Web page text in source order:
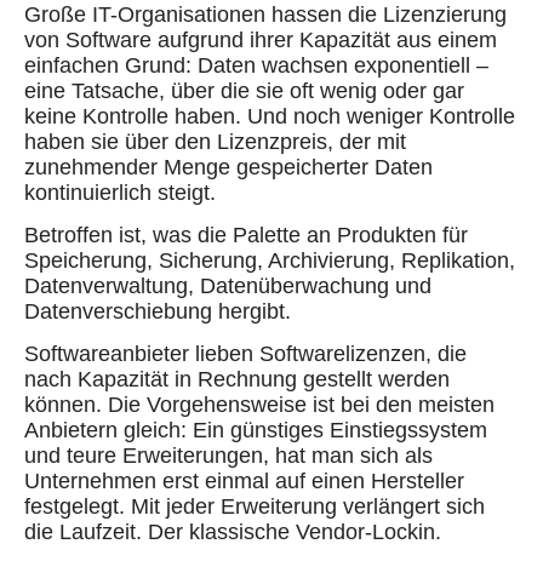
Große IT-Organisationen hassen die Lizenzierung
von Software aufgrund ihrer Kapazität aus einem
einfachen Grund: Daten wachsen exponentiell –
eine Tatsache, über die sie oft wenig oder gar
keine Kontrolle haben. Und noch weniger Kontrolle
haben sie über den Lizenzpreis, der mit
zunehmender Menge gespeicherter Daten
kontinuierlich steigt.
Betroffen ist, was die Palette an Produkten für
Speicherung, Sicherung, Archivierung, Replikation,
Datenverwaltung, Datenüberwachung und
Datenverschiebung hergibt.
Softwareanbieter lieben Softwarelizenzen, die
nach Kapazität in Rechnung gestellt werden
können. Die Vorgehensweise ist bei den meisten
Anbietern gleich: Ein günstiges Einstiegssystem
und teure Erweiterungen, hat man sich als
Unternehmen erst einmal auf einen Hersteller
festgelegt. Mit jeder Erweiterung verlängert sich
die Laufzeit. Der klassische Vendor-Lockin.